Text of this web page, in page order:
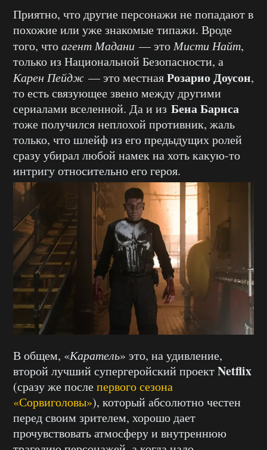
Приятно, что другие персонажи не попадают в
похожие или уже знакомые типажи. Вроде
того, чтоагент Мадани — это Мисти Найт,
только из Национальной Безопасности, а
Карен Пейдж — это местнаяРозарио Доусон,
то есть связующее звено между другими
сериалами вселенной. Да и из Бена Барнса
тоже получился неплохой противник, жаль
только, что шлейф из его предыдущих ролей
сразу убирал любой намек на хоть какую-то
интригу относительно его героя.
В общем, «Каратель» это, на удивление,
второй лучший супергеройский проектNetflix
(сразу же послепервого сезона
«Сорвиголовы»), который абсолютно честен
перед своим зрителем, хорошо дает
прочувствовать атмосферу и внутреннюю